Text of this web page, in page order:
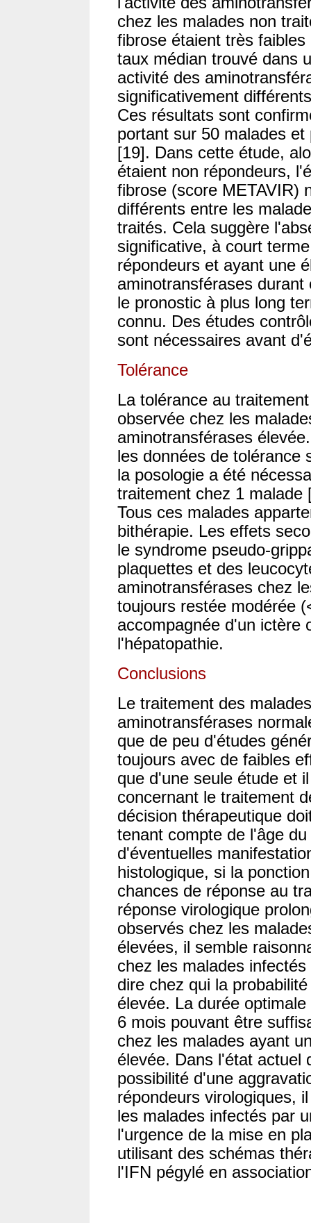
chez les malades non
fibrose étaient très
taux médian trouvé dans
activité des
significativement
Ces résultats sont
portant sur 50 malades
[19]. Dans cette étude,
étaient non répondeurs,
fibrose (score METAVIR)
différents entre les
traités. Cela suggère
significative, à court
répondeurs et ayant une
aminotransférases
le pronostic à plus long
connu. Des études
sont nécessaires avant
Tolérance
La tolérance au
observée chez les
aminotransférases
les données de tolérance
la posologie a été
traitement chez 1
Tous ces malades
bithérapie. Les effets
le syndrome pseudo-
plaquettes et des
aminotransférases chez
toujours restée modérée
accompagnée d'un ictère
l'hépatopathie.
Conclusions
Le traitement des
aminotransférases
que de peu d'études
toujours avec de faibles
que d'une seule étude et
concernant le traitement
décision thérapeutique
tenant compte de l'âge
d'éventuelles
histologique, si la
chances de réponse au
réponse virologique
observés chez les
élevées, il semble
chez les malades
dire chez qui la
élevée. La durée
6 mois pouvant être
chez les malades ayant
élevée. Dans l'état actuel
possibilité d'une
répondeurs virologiques,
les malades infectés par
l'urgence de la mise en
utilisant des schémas
l'IFN pégylé en